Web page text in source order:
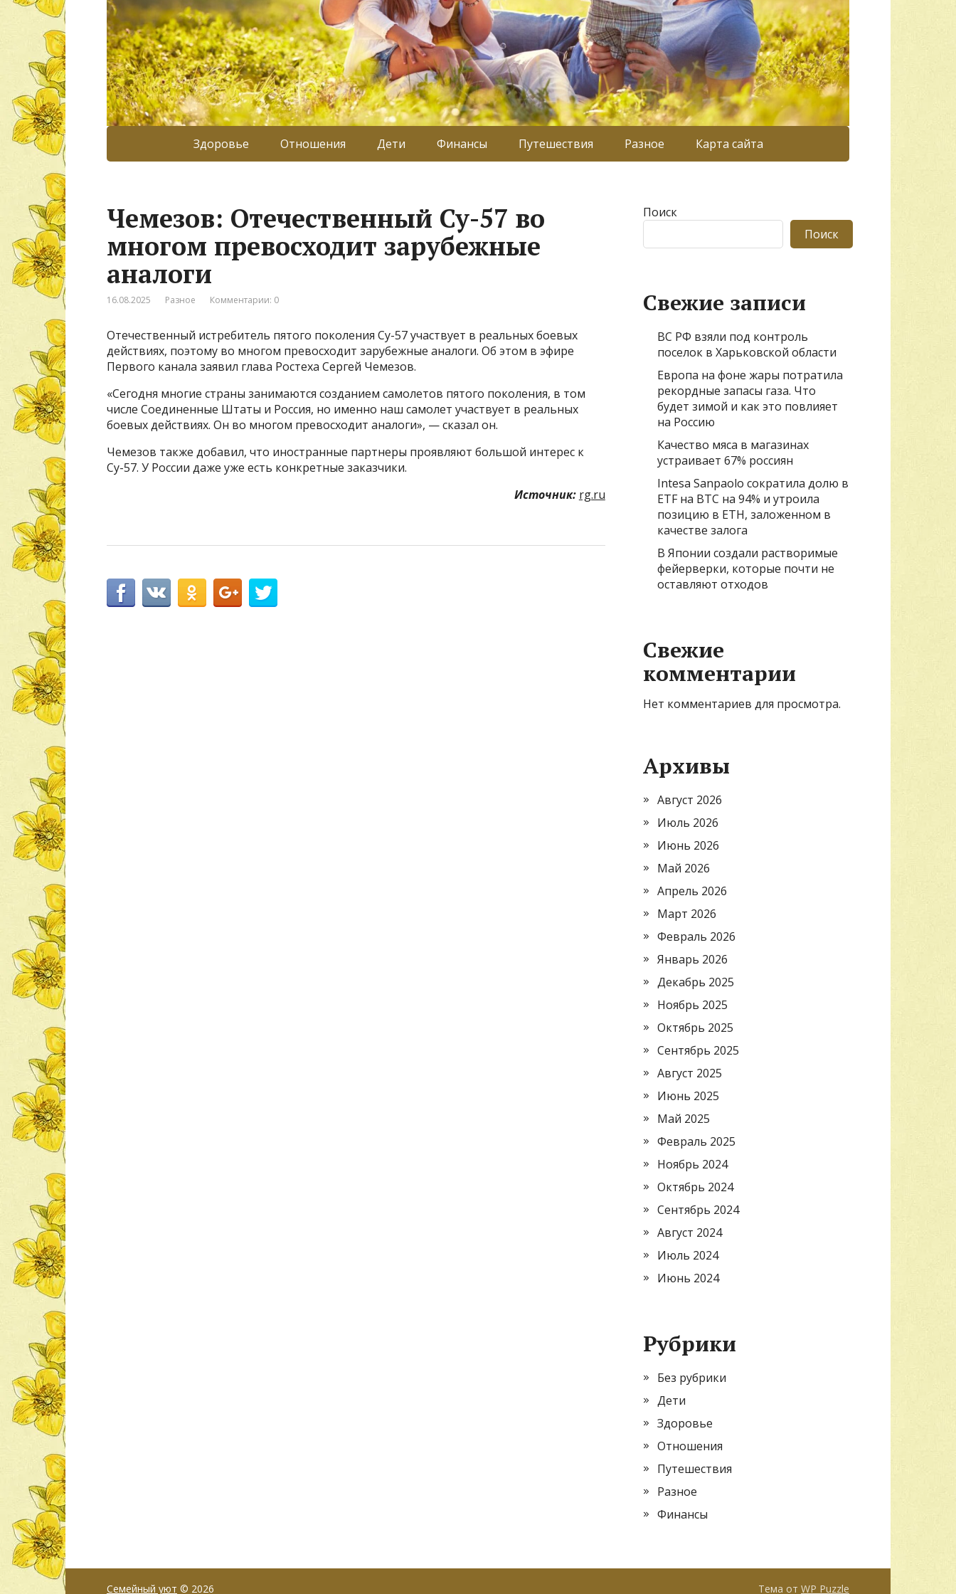
Здоровье Отношения Дети Финансы Путешествия Разное Карта сайта
Чемезов: Отечественный Су-57 во
многом превосходит зарубежные
аналоги
16.08.2025 Разное Комментарии: 0
Отечественный истребитель пятого поколения Су-57 участвует в реальных боевых
действиях, поэтому во многом превосходит зарубежные аналоги. Об этом в эфире
Первого канала заявил глава Ростеха Сергей Чемезов.
«Сегодня многие страны занимаются созданием самолетов пятого поколения, в том
числе Соединенные Штаты и Россия, но именно наш самолет участвует в реальных
боевых действиях. Он во многом превосходит аналоги», — сказал он.
Чемезов также добавил, что иностранные партнеры проявляют большой интерес к
Су-57. У России даже уже есть конкретные заказчики.
Источник: rg.ru
Поиск
Поиск
Свежие записи
ВС РФ взяли под контроль
поселок в Харьковской области
Европа на фоне жары потратила
рекордные запасы газа. Что
будет зимой и как это повлияет
на Россию
Качество мяса в магазинах
устраивает 67% россиян
Intesa Sanpaolo сократила долю в
ETF на BTC на 94% и утроила
позицию в ETH, заложенном в
качестве залога
В Японии создали растворимые
фейерверки, которые почти не
оставляют отходов
Свежие
комментарии
Нет комментариев для просмотра.
Архивы
Август 2026
Июль 2026
Июнь 2026
Май 2026
Апрель 2026
Март 2026
Февраль 2026
Январь 2026
Декабрь 2025
Ноябрь 2025
Октябрь 2025
Сентябрь 2025
Август 2025
Июнь 2025
Май 2025
Февраль 2025
Ноябрь 2024
Октябрь 2024
Сентябрь 2024
Август 2024
Июль 2024
Июнь 2024
Рубрики
Без рубрики
Дети
Здоровье
Отношения
Путешествия
Разное
Финансы
Семейный уют © 2026 Тема от WP Puzzle